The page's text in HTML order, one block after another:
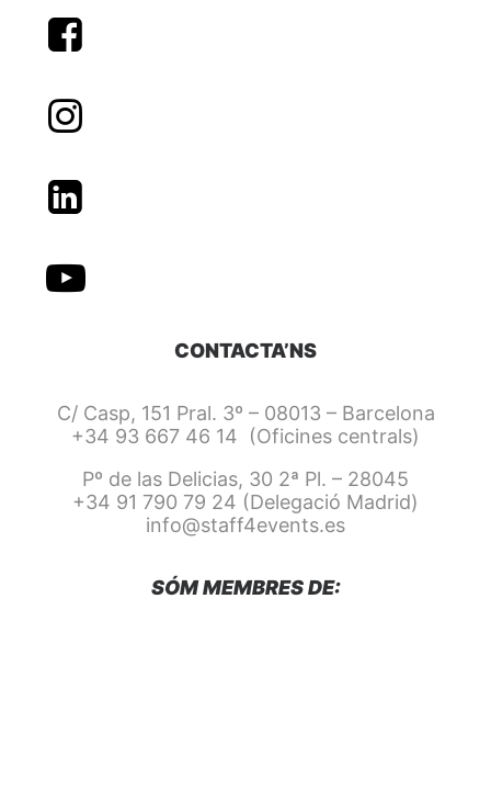
CONTACTA’NS
C/ Casp, 151 Pral. 3º – 08013 – Barcelona
+34 93 667 46 14 (Oficines centrals)
Pº de las Delicias, 30 2ª Pl. – 28045
+34 91 790 79 24 (Delegació Madrid)
info@staff4events.es
SÓM MEMBRES DE: